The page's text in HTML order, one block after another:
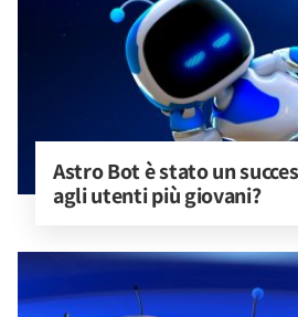
Astro Bot è stato un
agli utenti più giovani?